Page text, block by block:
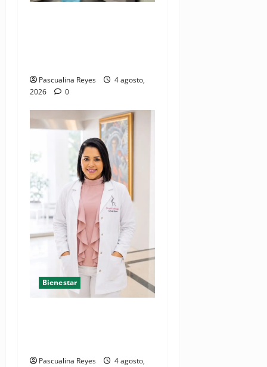
Pascualina Reyes
4 agosto,
2026
0
Bienestar
Pascualina Reyes
4 agosto,